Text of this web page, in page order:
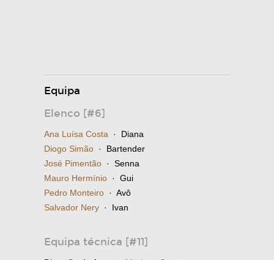
Equipa
Elenco [#6]
Ana Luísa Costa · Diana
Diogo Simão · Bartender
José Pimentão · Senna
Mauro Hermínio · Gui
Pedro Monteiro · Avô
Salvador Nery · Ivan
Equipa técnica [#11]